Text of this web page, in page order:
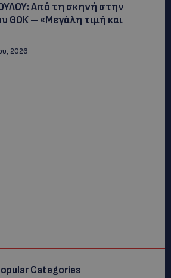
Από τη σκηνή στην
ΘΟΚ – «Μεγάλη τιμή και
2026
Categories